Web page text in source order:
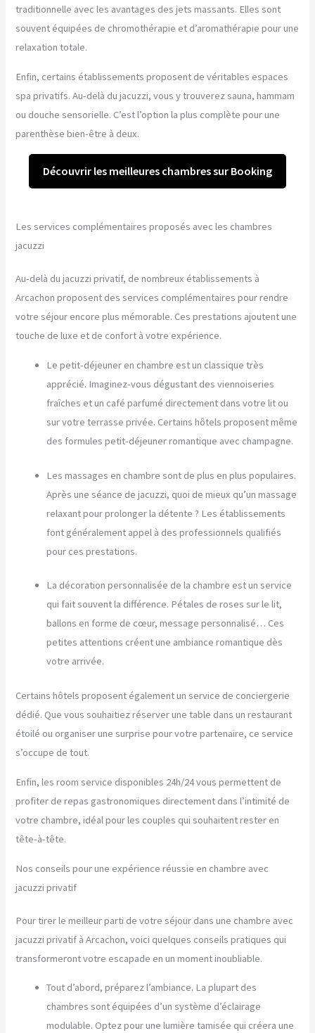
traditionnelle avec les avantages des jets massants. Elles sont
souvent équipées de chromothérapie et d’aromathérapie pour une
relaxation totale.
Enfin, certains établissements proposent de véritables espaces
spa privatifs. Au-delà du jacuzzi, vous y trouverez sauna, hammam
ou douche sensorielle. C’est l’option la plus complète pour une
parenthèse bien-être à deux.
Découvrir les meilleures chambres sur Booking
Les services complémentaires proposés avec les chambres
jacuzzi
Au-delà du jacuzzi privatif, de nombreux établissements à
Arcachon proposent des services complémentaires pour rendre
votre séjour encore plus mémorable. Ces prestations ajoutent une
touche de luxe et de confort à votre expérience.
Le petit-déjeuner en chambre est un classique très
apprécié. Imaginez-vous dégustant des viennoiseries
fraîches et un café parfumé directement dans votre lit ou
sur votre terrasse privée. Certains hôtels proposent même
des formules petit-déjeuner romantique avec champagne.
Les massages en chambre sont de plus en plus populaires.
Après une séance de jacuzzi, quoi de mieux qu’un massage
relaxant pour prolonger la détente ? Les établissements
font généralement appel à des professionnels qualifiés
pour ces prestations.
La décoration personnalisée de la chambre est un service
qui fait souvent la différence. Pétales de roses sur le lit,
ballons en forme de cœur, message personnalisé… Ces
petites attentions créent une ambiance romantique dès
votre arrivée.
Certains hôtels proposent également un service de conciergerie
dédié. Que vous souhaitiez réserver une table dans un restaurant
étoilé ou organiser une surprise pour votre partenaire, ce service
s’occupe de tout.
Enfin, les room service disponibles 24h/24 vous permettent de
profiter de repas gastronomiques directement dans l’intimité de
votre chambre, idéal pour les couples qui souhaitent rester en
tête-à-tête.
Nos conseils pour une expérience réussie en chambre avec
jacuzzi privatif
Pour tirer le meilleur parti de votre séjour dans une chambre avec
jacuzzi privatif à Arcachon, voici quelques conseils pratiques qui
transformeront votre escapade en un moment inoubliable.
Tout d’abord, préparez l’ambiance. La plupart des
chambres sont équipées d’un système d’éclairage
modulable. Optez pour une lumière tamisée qui créera une